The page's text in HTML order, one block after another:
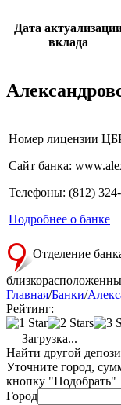
Дата
вклада
Номер лицензии
Сайт банка:
Телефоны: (812)
Подробнее о банке
Отделение
Главная/Банки/
Рейтинг:
Загрузка...
Найти другой
Уточните город,
кнопку "Подобрать"
Город